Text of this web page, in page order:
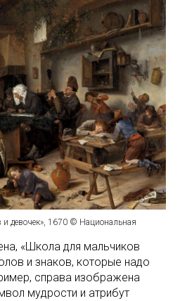
девочек», 1670 © Национальная
«Школа для мальчиков
и знаков, которые надо
справа изображена
мудрости и атрибут